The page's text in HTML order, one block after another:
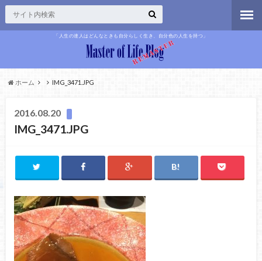
「人生の達人はどんなときも自分らしく生き、自分色の人生を持つ」
ホーム IMG_3471.JPG
2016.08.20
IMG_3471.JPG